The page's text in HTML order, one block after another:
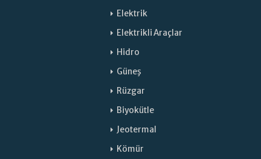
Elektrik
Elektrikli Araçlar
Hidro
Güneş
Rüzgar
Biyokütle
Jeotermal
Kömür